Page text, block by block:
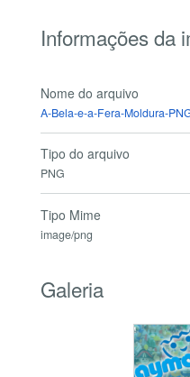
Informações da
Nome do arquivo
A-Bela-e-a-Fera-Moldura-
Tipo do arquivo
PNG
Tipo Mime
image/png
Galeria